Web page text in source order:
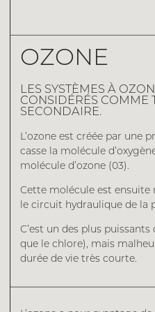
OZONE
LES SYSTÈMES À
CONSIDÉRÉS COMME
SECONDAIRE.
L’ozone est créée par une
casse la molécule
molécule d’ozone (03).
Cette molécule est ensuite
le circuit hydraulique de la
C’est un des plus
que le chlore), mais
durée de vie très courte.